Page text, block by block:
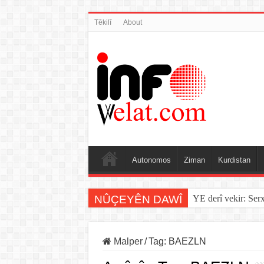
Têkilî About
Autonomos Ziman Kurdistan
NÛÇEYÊN DAWÎ YE derî vekir:
Sînorê di navbera
Malper / Tag: BAEZLN